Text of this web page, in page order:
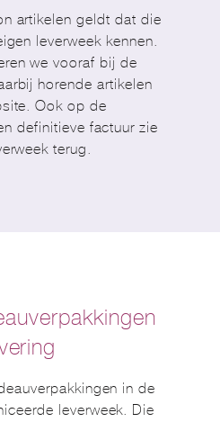
artikelen geldt dat die
leverweek kennen.
we vooraf bij de
horende artikelen
Ook op de
definitieve factuur zie
terug.
in de
leverweek. Die